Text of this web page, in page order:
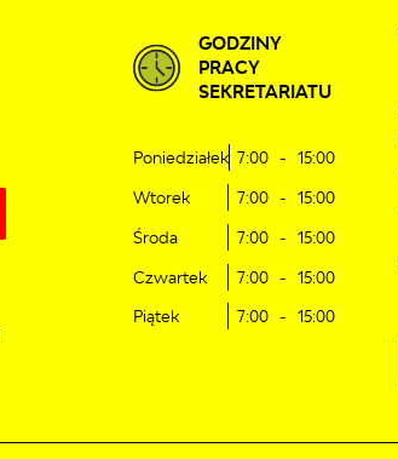
GODZINY
PRACY
SEKRETARIATU
Poniedziałek 7:00 - 15:00
Wtorek 7:00 - 15:00
Środa 7:00 - 15:00
Czwartek 7:00 - 15:00
Piątek 7:00 - 15:00